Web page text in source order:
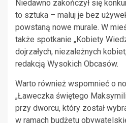
Niedawno zakończył się
to sztuka – maluj je bez
powstaną nowe murale. W
także spotkanie „Kobiety
dojrzałych, niezależnych
redakcją Wysokich Obcasów.
Warto również wspomnieć o
„Ławeczka świętego
przy dworcu, który został
w ramach budżetu